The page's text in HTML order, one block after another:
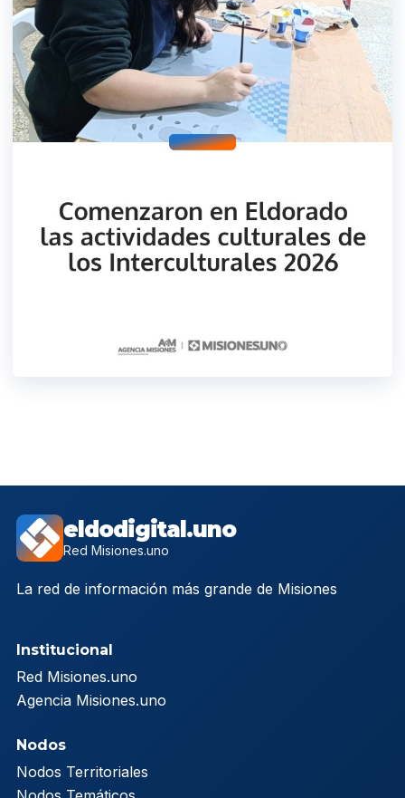
eldodigital.uno
Red Misiones.uno
La red de información más grande de Misiones
Institucional
Red Misiones.uno
Agencia Misiones.uno
Nodos
Nodos Territoriales